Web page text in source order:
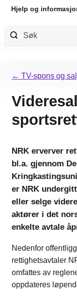
Hjelp og
innhold
← TV-spons og
NRK erverver
bl.a. gjennom
er NRK
eller selge
aktører i det
enkelte avtale
Nedenfor
rettighetsavtaler
omfattes av
oppdateres